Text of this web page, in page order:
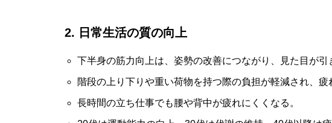
2. 日常生活の質の向上
下半身の筋力向上は、姿勢の改善につながり、見た目が引
階段の上り下りや重い荷物を持つ際の負担が軽減され、疲
長時間の立ち仕事でも腰や背中が疲れにくくなる。